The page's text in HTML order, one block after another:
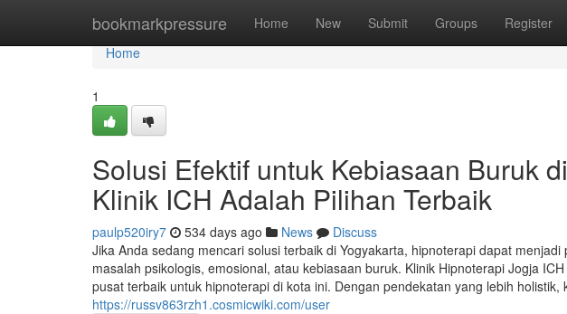
bookmarkpressure Home New Submit Groups Register
Home
Home
1
Solusi Efektif untuk Kebiasaan Buruk
Klinik ICH Adalah Pilihan Terbaik
paulp520iry7 534 days ago News
Discuss
Jika Anda sedang mencari solusi terbaik di Yogyakarta, hipnoterapi dapat
masalah psikologis, emosional, atau kebiasaan buruk. Klinik Hipnoterapi Jogja
pusat terbaik untuk hipnoterapi di kota ini. Dengan pendekatan yang lebih holistik,
https://russv863rzh1.cosmicwiki.com/user